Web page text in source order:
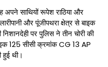
अपने साथियों रूपेश राठिया और
और पूंजीपथरा क्षेत्र से बाइक
पर पुलिस ने तीन चोरी की
125 सीसी क्रमांक CG 13 AP
हुई थी।